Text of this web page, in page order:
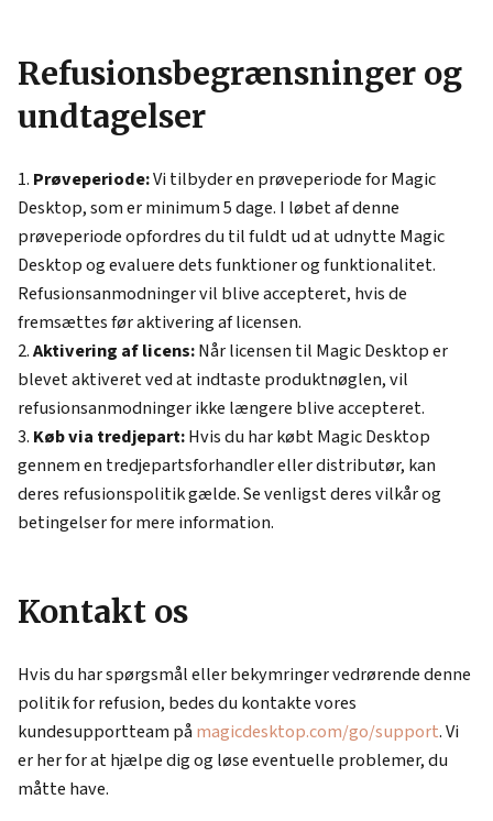
Refusionsbegrænsninger og
undtagelser
Prøveperiode:Vi tilbyder en prøveperiode for Magic
Desktop, som er minimum 5 dage. I løbet af denne
prøveperiode opfordres du til fuldt ud at udnytte Magic
Desktop og evaluere dets funktioner og funktionalitet.
Refusionsanmodninger vil blive accepteret, hvis de
fremsættes før aktivering af licensen.
Aktivering af licens:Når licensen til Magic Desktop er
blevet aktiveret ved at indtaste produktnøglen, vil
refusionsanmodninger ikke længere blive accepteret.
Køb via tredjepart:Hvis du har købt Magic Desktop
gennem en tredjepartsforhandler eller distributør, kan
deres refusionspolitik gælde. Se venligst deres vilkår og
betingelser for mere information.
Kontakt os
Hvis du har spørgsmål eller bekymringer vedrørende denne
politik for refusion, bedes du kontakte vores
kundesupportteam på magicdesktop.com/go/support. Vi
er her for at hjælpe dig og løse eventuelle problemer, du
måtte have.